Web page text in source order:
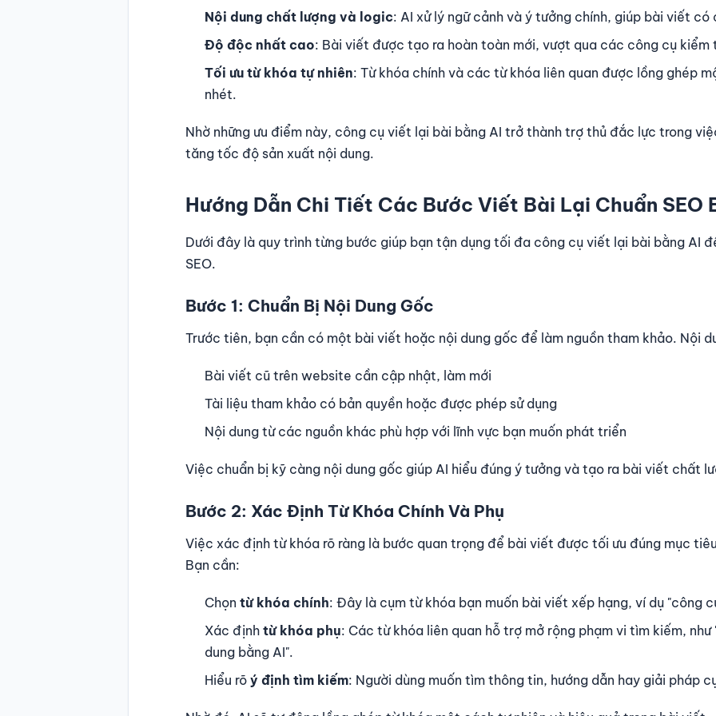
Nội dung chất lượng và logic: AI xử lý ngữ cảnh và ý tưởng chính, giúp bài viết có
Độ độc nhất cao: Bài viết được tạo ra hoàn toàn mới, vượt qua các công cụ kiểm
Tối ưu từ khóa tự nhiên: Từ khóa chính và các từ khóa liên quan được lồng ghép
nhét.
Nhờ những ưu điểm này, công cụ viết lại bài bằng AI trở thành trợ thủ đắc lực trong
tăng tốc độ sản xuất nội dung.
Hướng Dẫn Chi Tiết Các Bước Viết Bài Lại Chuẩn SEO
Dưới đây là quy trình từng bước giúp bạn tận dụng tối đa công cụ viết lại bài bằng AI
SEO.
Bước 1: Chuẩn Bị Nội Dung Gốc
Trước tiên, bạn cần có một bài viết hoặc nội dung gốc để làm nguồn tham khảo. Nội
Bài viết cũ trên website cần cập nhật, làm mới
Tài liệu tham khảo có bản quyền hoặc được phép sử dụng
Nội dung từ các nguồn khác phù hợp với lĩnh vực bạn muốn phát triển
Việc chuẩn bị kỹ càng nội dung gốc giúp AI hiểu đúng ý tưởng và tạo ra bài viết chất
Bước 2: Xác Định Từ Khóa Chính Và Phụ
Việc xác định từ khóa rõ ràng là bước quan trọng để bài viết được tối ưu đúng mục
Bạn cần:
Chọn từ khóa chính: Đây là cụm từ khóa bạn muốn bài viết xếp hạng, ví dụ "công
Xác định từ khóa phụ: Các từ khóa liên quan hỗ trợ mở rộng phạm vi tìm kiếm,
dung bằng AI".
Hiểu rõ ý định tìm kiếm: Người dùng muốn tìm thông tin, hướng dẫn hay giải pháp